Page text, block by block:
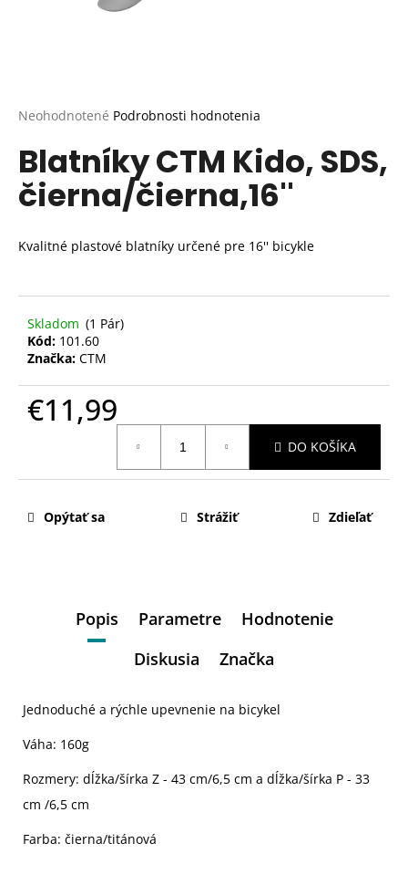
Priemerné
produktu
je
0,0
z
Neohodnotené Podrobnosti hodnotenia
Blatníky CTM Kido, SDS,
čierna/čierna,16''
Kvalitné plastové blatníky určené pre 16'' bicykle
Skladom (1 Pár)
Kód: 101.60
Značka: CTM
€11,99
DO KOŠÍKA
Opýtať sa Strážiť Zdieľať
Popis Parametre
Hodnotenie
Diskusia
Značka
Jednoduché a rýchle upevnenie na bicykel
Váha: 160g
Rozmery: dĺžka/šírka Z - 43 cm/6,5 cm a dĺžka/šírka P - 33
cm /6,5 cm
Farba: čierna/titánová